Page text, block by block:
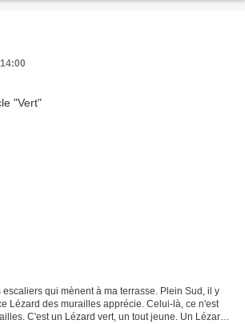
qui mènent à ma terrasse. Plein Sud, il y
Lézard des murailles apprécie. Celui-là, ce n'est
C'est un Lézard vert, un tout jeune. Un Lézard